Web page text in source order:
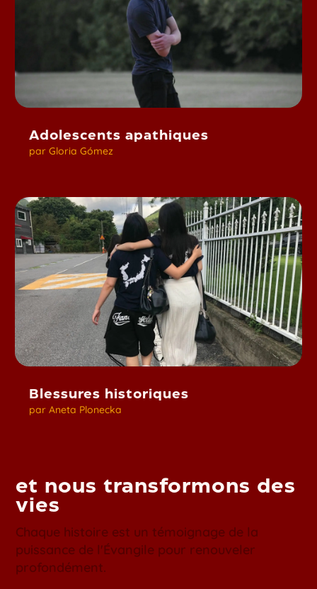
Adolescents apathiques
parGloria Gómez
Blessures historiques
parAneta Plonecka
et nous transformons des
vies
Chaque histoire est un témoignage de la
puissance de l'Évangile pour renouveler
profondément.